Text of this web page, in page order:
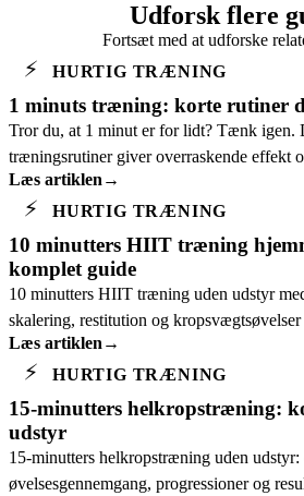
Udforsk flere
Fortsæt med at udforske
⚡ HURTIG TRÆNING
1 minuts træning: korte rutiner
Tror du, at 1 minut er for lidt? Tænk igen.
træningsrutiner giver overraskende effekt
travle dage.
Læs artiklen→
⚡ HURTIG TRÆNING
10 minutters HIIT træning
komplet guide
10 minutters HIIT træning uden udstyr
skalering, restitution og
Læs artiklen→
⚡ HURTIG TRÆNING
15-minutters helkropstræning:
udstyr
15-minutters helkropstræning uden udstyr:
øvelsesgennemgang, progressioner og